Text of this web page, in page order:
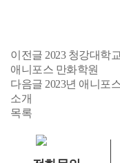
이전글 2023 청강대학
애니포스 만화학원
다음글 2023년 애니포
소개
목록